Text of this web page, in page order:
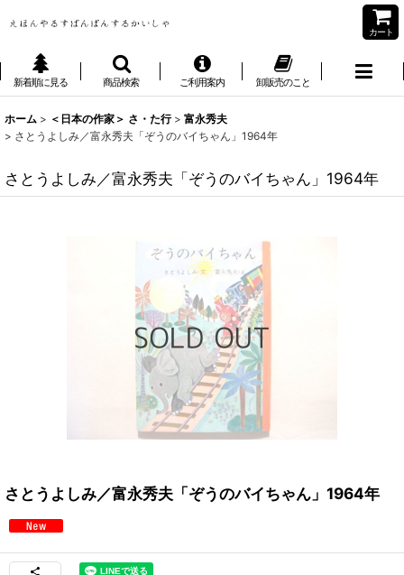
カート
新着順に見る 商品検索 ご利用案内 卸販売のこと
ホーム > ＜日本の作家＞ さ・た行 > 富永秀夫
> さとうよしみ／富永秀夫「ぞうのバイちゃん」1964年
さとうよしみ／富永秀夫「ぞうのバイちゃん」1964年
さとうよしみ／富永秀夫「ぞうのバイちゃん」1964年